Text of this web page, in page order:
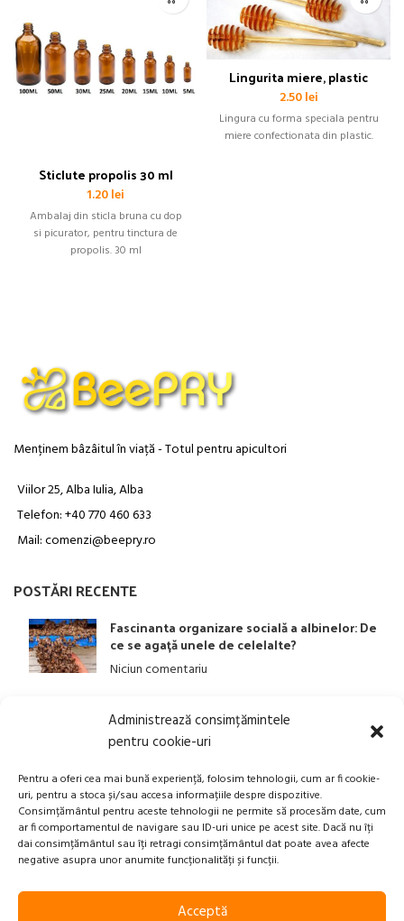
Administrează consimțămintele
pentru cookie-uri
Pentru a oferi cea mai bună experiență, folosim tehnologii, cum ar fi cookie-
uri, pentru a stoca și/sau accesa informațiile despre dispozitive.
Consimțământul pentru aceste tehnologii ne permite să procesăm date, cum
ar fi comportamentul de navigare sau ID-uri unice pe acest site. Dacă nu îți
dai consimțământul sau îți retragi consimțământul dat poate avea afecte
negative asupra unor anumite funcționalități și funcții.
Acceptă
Sticlute propolis 30 ml
1.20lei
Ambalaj din sticla bruna cu dop
si picurator, pentru tinctura de
propolis. 30 ml
Lingurita miere, plastic
2.50lei
Lingura cu forma speciala pentru
miere confectionata din plastic.
Menținem bâzâitul în viață - Totul pentru apicultori
Viilor 25, Alba Iulia, Alba
Telefon: +40 770 460 633
Mail: comenzi@beepry.ro
POSTĂRI RECENTE
Fascinanta organizare socială a albinelor: De
ce se agață unele de celelalte?
Niciun comentariu
LINK-URI UTILE
ANPC
Politica privind Prelucrarea Datelor Personale​
Termeni și Condiții
Transport, Rambursari si Retururi